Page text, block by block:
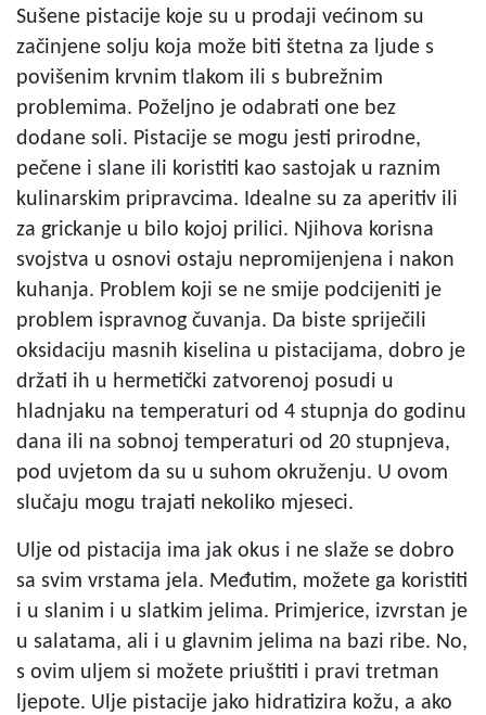
Sušene pistacije koje su u prodaji većinom su
začinjene solju koja može biti štetna za ljude s
povišenim krvnim tlakom ili s bubrežnim
problemima. Poželjno je odabrati one bez
dodane soli. Pistacije se mogu jesti prirodne,
pečene i slane ili koristiti kao sastojak u raznim
kulinarskim pripravcima. Idealne su za aperitiv ili
za grickanje u bilo kojoj prilici. Njihova korisna
svojstva u osnovi ostaju nepromijenjena i nakon
kuhanja. Problem koji se ne smije podcijeniti je
problem ispravnog čuvanja. Da biste spriječili
oksidaciju masnih kiselina u pistacijama, dobro je
držati ih u hermetički zatvorenoj posudi u
hladnjaku na temperaturi od 4 stupnja do godinu
dana ili na sobnoj temperaturi od 20 stupnjeva,
pod uvjetom da su u suhom okruženju. U ovom
slučaju mogu trajati nekoliko mjeseci.
Ulje od pistacija ima jak okus i ne slaže se dobro
sa svim vrstama jela. Međutim, možete ga koristiti
i u slanim i u slatkim jelima. Primjerice, izvrstan je
u salatama, ali i u glavnim jelima na bazi ribe. No,
s ovim uljem si možete priuštiti i pravi tretman
ljepote. Ulje pistacije jako hidratizira kožu, a ako